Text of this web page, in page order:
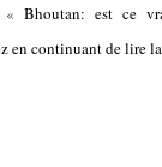
«Bhoutan: est ce
en continuant de lire